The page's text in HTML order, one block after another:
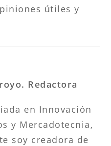
útiles y
Redactora
en Innovación
y Mercadotecnia,
soy creadora de